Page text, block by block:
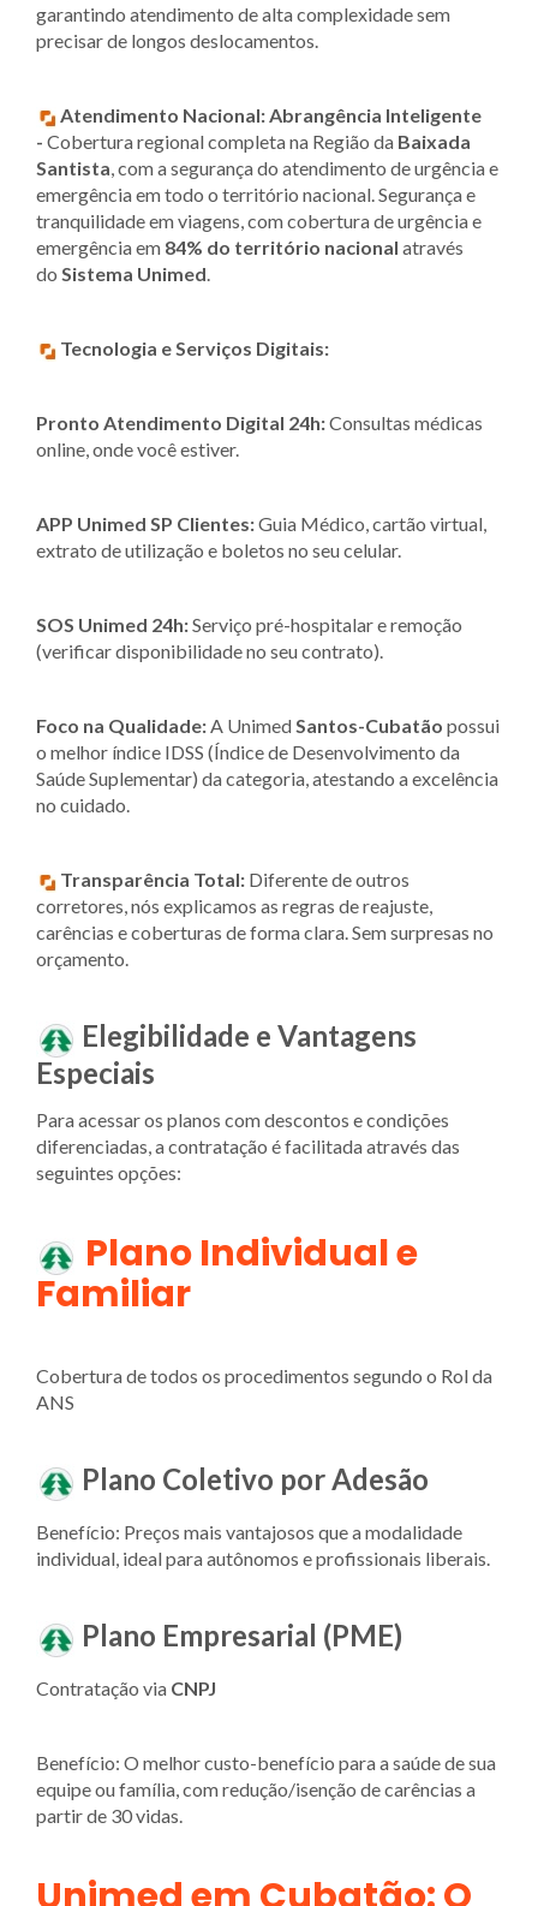
garantindo atendimento de alta complexidade sem
precisar de longos deslocamentos.
Atendimento Nacional:Abrangência Inteligente
- Cobertura regional completa na Região da Baixada
Santista, com a segurança do atendimento de urgência e
emergência em todo o território nacional. Segurança e
tranquilidade em viagens, com cobertura de urgência e
emergência em 84% do território nacional através
do Sistema Unimed.
Tecnologia e Serviços Digitais:
Pronto Atendimento Digital 24h:Consultas médicas
online, onde você estiver.
APP Unimed SP Clientes:Guia Médico, cartão virtual,
extrato de utilização e boletos no seu celular.
SOS Unimed 24h:Serviço pré-hospitalar e remoção
(verificar disponibilidade no seu contrato).
Foco na Qualidade:A UnimedSantos-Cubatão possui
o melhor índice IDSS (Índice de Desenvolvimento da
Saúde Suplementar) da categoria, atestando a excelência
no cuidado.
Transparência Total: Diferente de outros
corretores, nós explicamos as regras de reajuste,
carências e coberturas de forma clara. Sem surpresas no
orçamento.
Elegibilidade e Vantagens
Especiais
Para acessar os planos com descontos e condições
diferenciadas, a contratação é facilitada através das
seguintes opções:
Plano Individual e
Familiar
Cobertura de todos os procedimentos segundo o Rol da
ANS
Plano Coletivo por Adesão
Benefício: Preços mais vantajosos que a modalidade
individual, ideal para autônomos e profissionais liberais.
Plano Empresarial (PME)
Contratação via CNPJ
Benefício: O melhor custo-benefício para a saúde de sua
equipe ou família, com redução/isenção de carências a
partir de 30 vidas.